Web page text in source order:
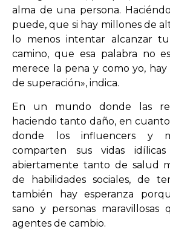
alma de una persona.
puede, que si hay millones de
lo menos intentar alcanzar
camino, que esa palabra no
merece la pena y como yo,
de superación», indica.
En un mundo donde las
haciendo tanto daño, en
donde los influencers y
comparten sus vidas
abiertamente tanto de salud
de habilidades sociales, de
también hay esperanza
sano y personas maravillosas
agentes de cambio.